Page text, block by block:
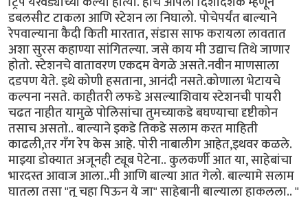
डबलसीट टाकला आणि स्टेशन ला निघालो. पोचेपर्यंत बाल्याने
रेपवाल्याना कैदी किती मारतात, संडास साफ करायला लावतात
अशा सुरस कहाण्या सांगितल्या. जसे काय मी उद्याच तिथे जाणार
होतो. स्टेशनचे वातावरण एकदम वेगळे असते.नवीन माणसाला
दडपण येते. इथे कोणी हसताना, आनंदी नसते.कोणाला भेटायचे
कल्पना नसते. काहीतरी लफडे असल्याशिवाय स्टेशनची पायरी
चढत नाहीत यामुळे पोलिसांचा तुमच्याकडे बघण्याचा दृष्टीकोन
तसाच असतो.. बाल्याने इकडे तिकडे सलाम करत माहिती
काढली,तर गँग रेप केस आहे. पोरी नाबालीग आहेत,इथवर कळले.
माझ्या डोक्यात अजूनही ट्यूब पेटेना.. कुलकर्णी आत या, साहेबांचा
भारदस्त आवाज आला..मी आणि बाल्या आत गेलो. बाल्यामे सलाम
घातला तसा "तू चहा पिऊन ये जा" साहेबानी बाल्याला हाकलला.. "